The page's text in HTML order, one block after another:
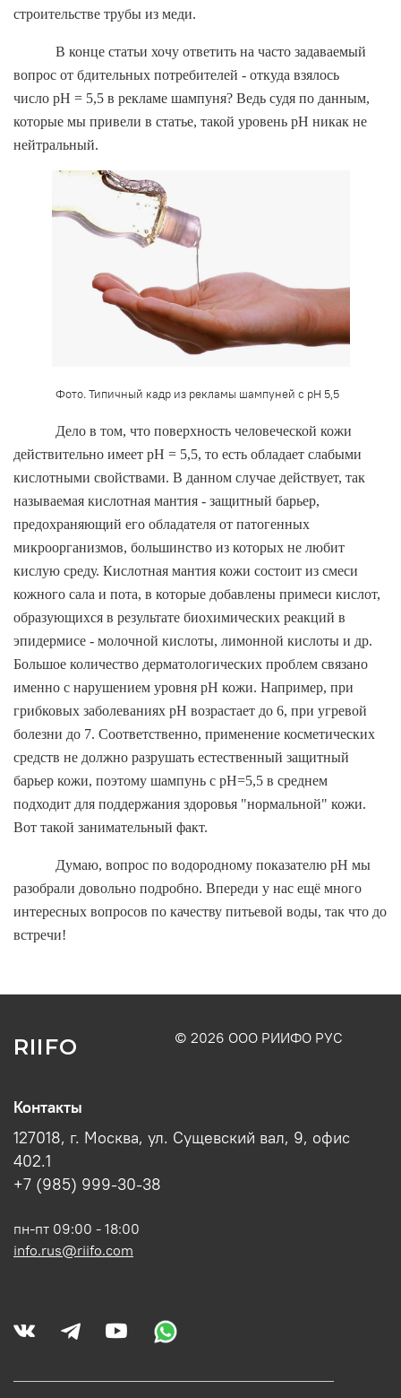
строительстве трубы из меди.
В конце статьи хочу ответить на часто задаваемый
вопрос от бдительных потребителей - откуда взялось
число pH = 5,5 в рекламе шампуня? Ведь судя по данным,
которые мы привели в статье, такой уровень pH никак не
нейтральный.
Фото. Типичный кадр из рекламы шампуней с pH 5,5
Дело в том, что поверхность человеческой кожи
действительно имеет pH = 5,5, то есть обладает слабыми
кислотными свойствами. В данном случае действует, так
называемая кислотная мантия - защитный барьер,
предохраняющий его обладателя от патогенных
микроорганизмов, большинство из которых не любит
кислую среду. Кислотная мантия кожи состоит из смеси
кожного сала и пота, в которые добавлены примеси кислот,
образующихся в результате биохимических реакций в
эпидермисе - молочной кислоты, лимонной кислоты и др.
Большое количество дерматологических проблем связано
именно с нарушением уровня pH кожи. Например, при
грибковых заболеваниях рН возрастает до 6, при угревой
болезни до 7. Соответственно, применение косметических
средств не должно разрушать естественный защитный
барьер кожи, поэтому шампунь с pH=5,5 в среднем
подходит для поддержания здоровья "нормальной" кожи.
Вот такой занимательный факт.
Думаю, вопрос по водородному показателюpH мы
разобрали довольно подробно. Впереди у нас ещё много
интересных вопросов по качеству питьевой воды, так что до
встречи!
RIIFO © 2026 ООО РИИФО РУС
Контакты
127018, г. Москва, ул. Сущевский вал, 9, офис
402.1
+7 (985) 999-30-38
пн-пт 09:00 - 18:00
info.rus@riifo.com